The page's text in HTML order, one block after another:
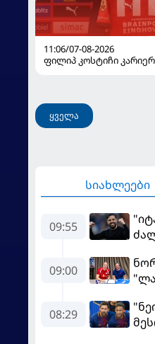
11:06/07-08-2026
ფილიპ კოსტიჩი
ყველა
სიახლეები
09:55
09:00
08:29